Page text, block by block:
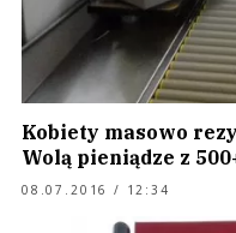
Kobiety masowo
Wolą pieniądze z
08.07.2016 / 12:34